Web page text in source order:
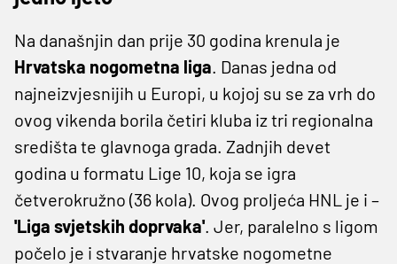
Na današnjin dan prije 30 godina krenula je
Hrvatska nogometna liga. Danas jedna od
najneizvjesnijih u Europi, u kojoj su se za vrh do
ovog vikenda borila četiri kluba iz tri regionalna
središta te glavnoga grada. Zadnjih devet
godina u formatu Lige 10, koja se igra
četverokružno (36 kola). Ovog proljeća HNL je i –
'Liga svjetskih doprvaka'. Jer, paralelno s ligom
počelo je i stvaranje hrvatske nogometne